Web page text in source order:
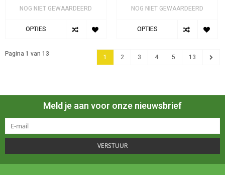
NOG NIET GEWAARDEERD
OPTIES
NOG NIET GEWAARDEERD
OPTIES
Pagina 1 van 13 1 2 3 4 5 13
Meld je aan voor onze nieuwsbrief
VERSTUUR